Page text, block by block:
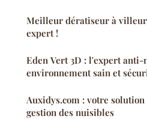
Meilleur dératiseur à
expert !
Eden Vert 3D : l'expert
environnement sain et
Auxidys.com : votre
gestion des nuisibles